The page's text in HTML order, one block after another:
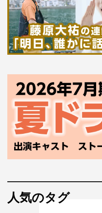
人気のタグ